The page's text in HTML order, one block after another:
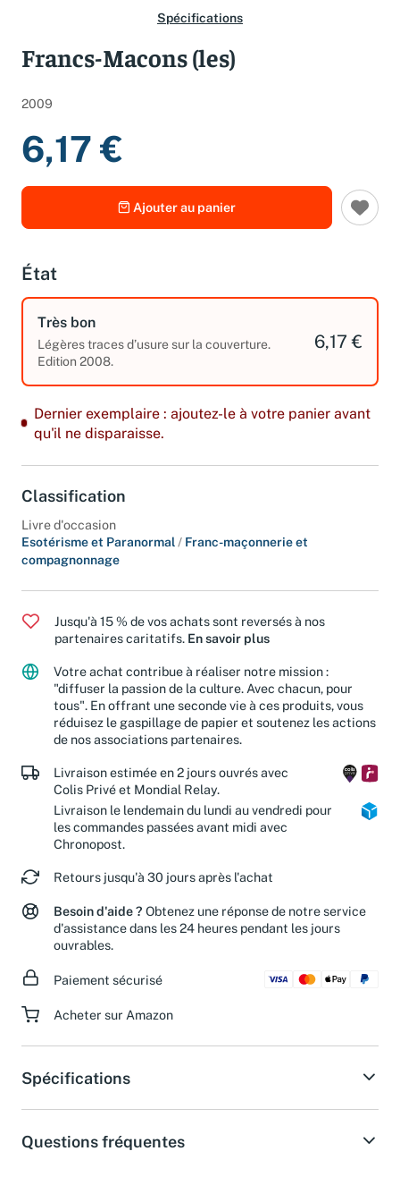
Spécifications
Francs-Macons (les)
2009
6,17 €
Ajouter au panier
État
Très bon
Légères traces d’usure sur la couverture.
Edition 2008.
6,17 €
Dernier exemplaire : ajoutez-le à votre panier avant
qu'il ne disparaisse.
Classification
Livre d'occasion
Esotérisme et Paranormal/ Franc-maçonnerie et
compagnonnage
Jusqu'à 15 % de vos achats sont reversés à nos
partenaires caritatifs. En savoir plus
Votre achat contribue à réaliser notre mission :
"diffuser la passion de la culture. Avec chacun, pour
tous". En offrant une seconde vie à ces produits, vous
réduisez le gaspillage de papier et soutenez les actions
de nos associations partenaires.
Livraison estimée en 2 jours ouvrés avec
Colis Privé et Mondial Relay.
Livraison le lendemain du lundi au vendredi pour
les commandes passées avant midi avec
Chronopost.
Retours jusqu'à 30 jours après l'achat
Besoin d'aide ? Obtenez une réponse de notre service
d'assistance dans les 24 heures pendant les jours
ouvrables.
Paiement sécurisé
Acheter sur Amazon
Spécifications
Questions fréquentes